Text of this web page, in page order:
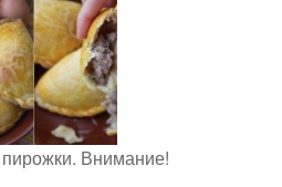
Внимание!